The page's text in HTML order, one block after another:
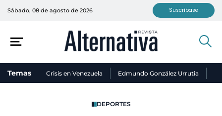
Sábado, 08 de agosto de 2026 Suscríbase
Temas Crisis en Venezuela Edmundo González Urrutia
DEPORTES